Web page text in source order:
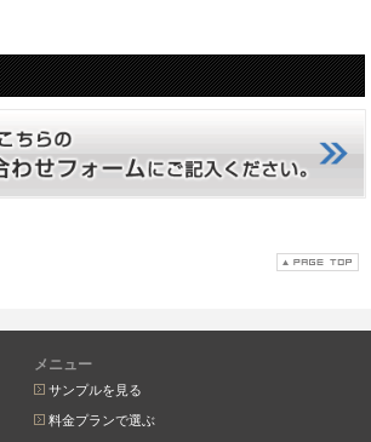
メニュー
サンプルを見る
料金プランで選ぶ